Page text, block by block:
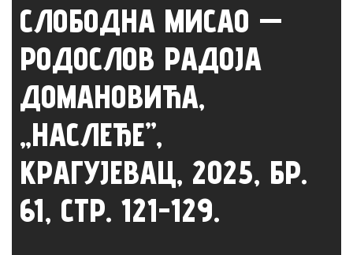
СЛОБОДНА МИСАО —
РОДОСЛОВ РАДОЈА
ДОМАНОВИЋА,
„НАСЛЕЂЕ”,
КРАГУЈЕВАЦ, 2025, БР.
61, СТР. 121-129.